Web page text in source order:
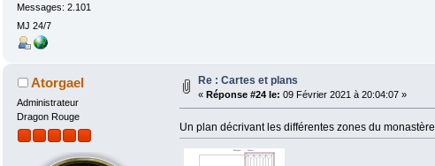
Messages: 2.101
MJ 24/7
Atorgael
Administrateur
Dragon Rouge
Re : Cartes et plans
«Réponse #24 le: 09 Février 2021 à 20:04:07 »
Un plan décrivant les différentes zones du monastère